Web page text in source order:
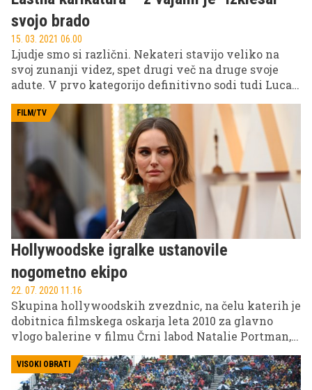
dirke za veliko nagrado preoblikovati v dogodke,
kakršni so danes,'' je v njegovi biografiji zapisal
nekdanji motociklistični dirkač Wayne Rainey.
svojo brado
15. 03. 2021 06.00
Ljudje smo si različni. Nekateri stavijo veliko na
svoj zunanji videz, spet drugi več na druge svoje
adute. V prvo kategorijo definitivno sodi tudi Luca
istočasno tudi del telesa, ki mu običajno v fitnesu ne
posvečamo pozornosti – brado. Se sliši nenavadno?
Italijan je našel svojo ''tržno nišo'' in z njo doživel
svojih pet minut slave.
FILM/TV
Hollywoodske igralke ustanovile
nogometno ekipo
22. 07. 2020 11.16
Skupina hollywoodskih zvezdnic, na čelu katerih je
dobitnica filmskega oskarja leta 2010 za glavno
vlogo balerine v filmu Črni labod Natalie Portman,
ekipo. Ta bo v ameriški ženski nogometni ligi, ligi
NWSL, debitirala v sezoni 2022.
VISOKI OBRATI